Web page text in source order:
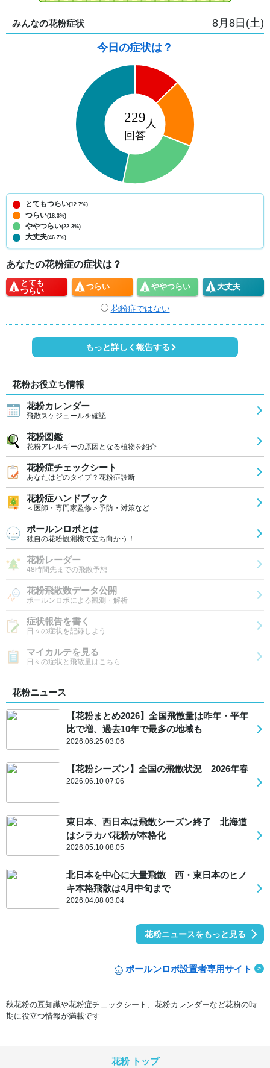
みんなの花粉症状 8月8日(土)
今日の症状は？
とてもつらい(12.7%)
つらい(18.3%)
ややつらい(22.3%)
大丈夫(46.7%)
あなたの花粉症の症状は？
とても
つらい
つらい ややつらい 大丈夫
花粉症ではない
もっと詳しく報告する
花粉お役立ち情報
花粉カレンダー
飛散スケジュールを確認
花粉図鑑
花粉アレルギーの原因となる植物を紹介
花粉症チェックシート
あなたはどのタイプ？花粉症診断
花粉症ハンドブック
＜医師・専門家監修＞予防・対策など
ポールンロボとは
独自の花粉観測機で立ち向かう！
花粉レーダー
48時間先までの飛散予想
花粉飛散数データ公開
ポールンロボによる観測・解析
症状報告を書く
日々の症状を記録しよう
マイカルテを見る
日々の症状と飛散量はこちら
花粉ニュース
【花粉まとめ2026】全国飛散量は昨年・平年
比で増、過去10年で最多の地域も
2026.06.25 03:06
【花粉シーズン】全国の飛散状況 2026年春
2026.06.10 07:06
東日本、西日本は飛散シーズン終了 北海道
はシラカバ花粉が本格化
2026.05.10 08:05
北日本を中心に大量飛散 西・東日本のヒノ
キ本格飛散は4月中旬まで
2026.04.08 03:04
花粉ニュースをもっと見る
ポールンロボ設置者専用サイト
秋花粉の豆知識や花粉症チェックシート、花粉カレンダーなど花粉の時
期に役立つ情報が満載です
花粉 トップ